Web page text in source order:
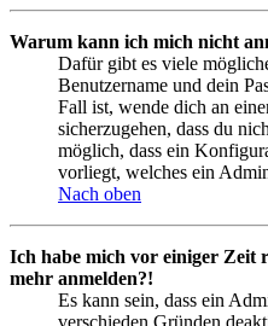
Warum kann ich mich nicht
Dafür gibt es viele
Benutzername und dein
Fall ist, wende dich an
sicherzugehen, dass du
möglich, dass ein
vorliegt, welches ein
Nach oben
Ich habe mich vor einiger Zeit
mehr anmelden?!
Es kann sein, dass ein
verschieden Gründen